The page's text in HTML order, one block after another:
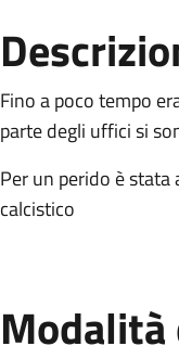
Fino a poco tempo
parte degli uffici si
Per un perido è
calcistico
Modalità